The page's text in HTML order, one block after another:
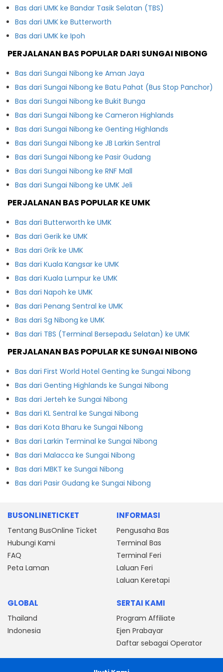
Bas dari UMK ke Bandar Tasik Selatan (TBS)
Bas dari UMK ke Butterworth
Bas dari UMK ke Ipoh
PERJALANAN BAS POPULAR DARI SUNGAI NIBONG
Bas dari Sungai Nibong ke Aman Jaya
Bas dari Sungai Nibong ke Batu Pahat (Bus Stop Panchor)
Bas dari Sungai Nibong ke Bukit Bunga
Bas dari Sungai Nibong ke Cameron Highlands
Bas dari Sungai Nibong ke Genting Highlands
Bas dari Sungai Nibong ke JB Larkin Sentral
Bas dari Sungai Nibong ke Pasir Gudang
Bas dari Sungai Nibong ke RNF Mall
Bas dari Sungai Nibong ke UMK Jeli
PERJALANAN BAS POPULAR KE UMK
Bas dari Butterworth ke UMK
Bas dari Gerik ke UMK
Bas dari Grik ke UMK
Bas dari Kuala Kangsar ke UMK
Bas dari Kuala Lumpur ke UMK
Bas dari Napoh ke UMK
Bas dari Penang Sentral ke UMK
Bas dari Sg Nibong ke UMK
Bas dari TBS (Terminal Bersepadu Selatan) ke UMK
PERJALANAN BAS POPULAR KE SUNGAI NIBONG
Bas dari First World Hotel Genting ke Sungai Nibong
Bas dari Genting Highlands ke Sungai Nibong
Bas dari Jerteh ke Sungai Nibong
Bas dari KL Sentral ke Sungai Nibong
Bas dari Kota Bharu ke Sungai Nibong
Bas dari Larkin Terminal ke Sungai Nibong
Bas dari Malacca ke Sungai Nibong
Bas dari MBKT ke Sungai Nibong
Bas dari Pasir Gudang ke Sungai Nibong
BUSONLINETICKET
Tentang BusOnline Ticket
Hubungi Kami
FAQ
Peta Laman
INFORMASI
Pengusaha Bas
Terminal Bas
Terminal Feri
Laluan Feri
Laluan Keretapi
GLOBAL
Thailand
Indonesia
SERTAI KAMI
Program Affiliate
Ejen Prabayar
Daftar sebagai Operator